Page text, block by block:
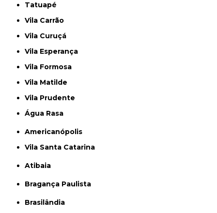
Tatuapé
Vila Carrão
Vila Curuçá
Vila Esperança
Vila Formosa
Vila Matilde
Vila Prudente
Água Rasa
Americanópolis
Vila Santa Catarina
Atibaia
Bragança Paulista
Brasilândia